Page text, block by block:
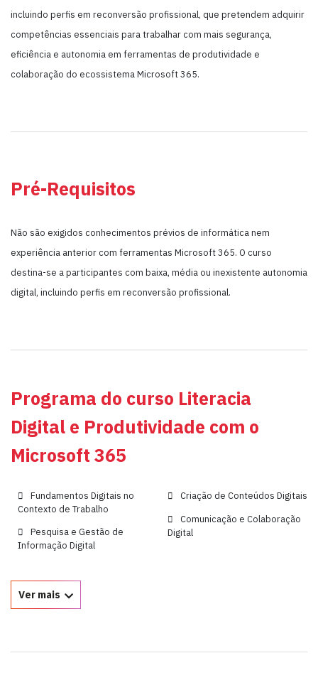
incluindo perfis em reconversão profissional, que pretendem adquirir
competências essenciais para trabalhar com mais segurança,
eficiência e autonomia em ferramentas de produtividade e
colaboração do ecossistema Microsoft 365.
Pré-Requisitos
Não são exigidos conhecimentos prévios de informática nem
experiência anterior com ferramentas Microsoft 365. O curso
destina-se a participantes com baixa, média ou inexistente autonomia
digital, incluindo perfis em reconversão profissional.
Programa do curso Literacia
Digital e Produtividade com o
Microsoft 365
Fundamentos Digitais no
Contexto de Trabalho
Pesquisa e Gestão de
Informação Digital
Criação de Conteúdos Digitais
Comunicação e Colaboração
Digital
Ver mais